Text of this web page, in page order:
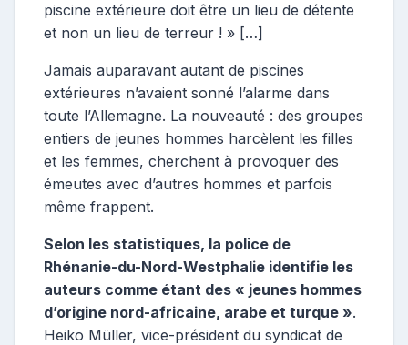
piscine extérieure doit être un lieu de détente
et non un lieu de terreur ! » […]
Jamais auparavant autant de piscines
extérieures n’avaient sonné l’alarme dans
toute l’Allemagne. La nouveauté : des groupes
entiers de jeunes hommes harcèlent les filles
et les femmes, cherchent à provoquer des
émeutes avec d’autres hommes et parfois
même frappent.
Selon les statistiques, la police de
Rhénanie-du-Nord-Westphalie identifie les
auteurs comme étant des « jeunes hommes
d’origine nord-africaine, arabe et turque ».
Heiko Müller, vice-président du syndicat de